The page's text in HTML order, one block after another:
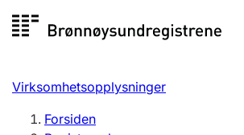
til
Registersøk
Aksjeselskap
Virksomhetsopplysninger
Forsiden